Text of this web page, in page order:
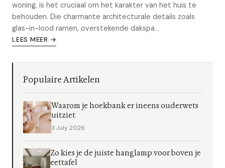
woning, is het cruciaal om het karakter van het huis te
behouden. Die charmante architecturale details zoals
glas-in-lood ramen, overstekende dakspa...
LEES MEER →
Populaire Artikelen
Waarom je hoekbank er ineens ouderwets
uitziet
3 July 2026
Zo kies je de juiste hanglamp voor boven je
eettafel